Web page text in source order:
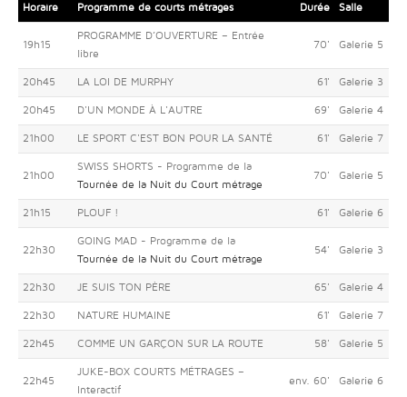
Horaire Programme de courts métrages Durée Salle
19h15
PROGRAMME D’OUVERTURE – Entrée
libre
70' Galerie 5
20h45 LA LOI DE MURPHY 61' Galerie 3
20h45 D'UN MONDE À L'AUTRE 69' Galerie 4
21h00 LE SPORT C'EST BON POUR LA SANTÉ 61' Galerie 7
21h00
SWISS SHORTS - Programme de la
Tournée de la Nuit du Court métrage
70' Galerie 5
21h15 PLOUF ! 61' Galerie 6
22h30
GOING MAD - Programme de la
Tournée de la Nuit du Court métrage
54' Galerie 3
22h30 JE SUIS TON PÈRE 65' Galerie 4
22h30 NATURE HUMAINE 61' Galerie 7
22h45 COMME UN GARÇON SUR LA ROUTE 58' Galerie 5
22h45
JUKE-BOX COURTS MÉTRAGES –
Interactif
env. 60' Galerie 6